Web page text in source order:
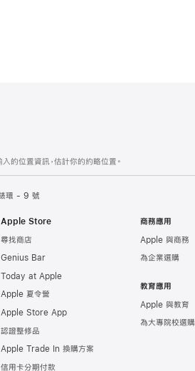
的位置資訊，估計你的約略位置。
環 - 9 號
Apple Store
尋找商店
Genius Bar
Today at Apple
Apple 夏令營
Apple Store App
認證整修品
Apple Trade In 換購方案
信用卡分期付款
商務應用
Apple 與商務
為企業選購
教育應用
Apple 與教育
為大專院校選購